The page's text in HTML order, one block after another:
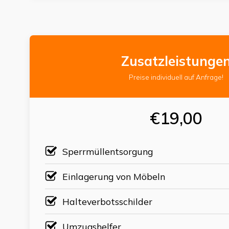
Preise individuell auf Anfrage!
€19,00
Sperrmüllentsorgung
Einlagerung von Möbeln
Halteverbotsschilder
Umzugshelfer